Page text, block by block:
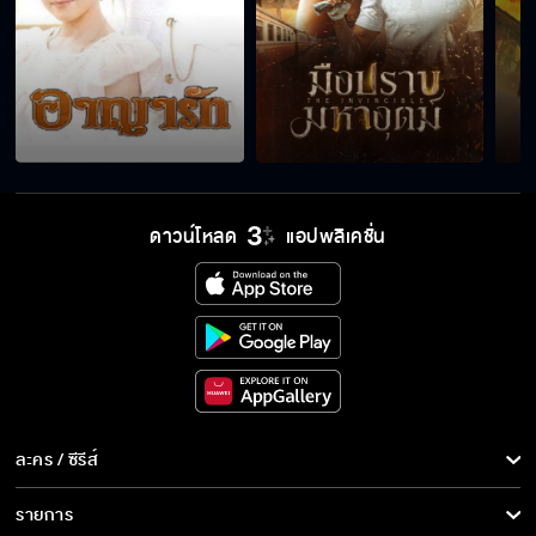
ความตายใกล้กว่าที่คิด
เป็นลูกเมียน้อย...ไม่เคยมีอะไรดี
ลูกอกตัญญู
ไม่รักแล้วจะหึงทำไม
ดาวน์โหลด แอปพลิเคชั่น
ละคร / ซีรีส์
ละคร/ซีรีส์
รายการ